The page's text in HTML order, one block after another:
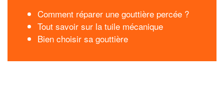
Comment réparer une gouttière percée ?
Tout savoir sur la tuile mécanique
Bien choisir sa gouttière